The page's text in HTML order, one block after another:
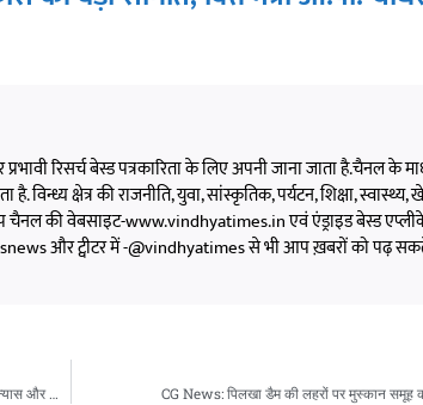
रिसर्च बेस्ड पत्रकारिता के लिए अपनी जाना जाता है.चैनल के
है. विन्ध्य क्षेत्र की राजनीति, युवा, सांस्कृतिक, पर्यटन, शिक्षा,
चैनल की वेबसाइट-www.vindhyatimes.in एवं एंड्राइड बेस्ड
और ट्वीटर में -@vindhyatimes से भी आप ख़बरों को पढ़ सकते
CG News: रायगढ़ के कोड़ातराई में विकास की बड़ी सौगात, वित्त मंत्री ओ.पी. चौधरी ने किया शिलान्यास और लोकार्पण CG News: पिलखा डैम की लहरों पर मुस्कान समूह